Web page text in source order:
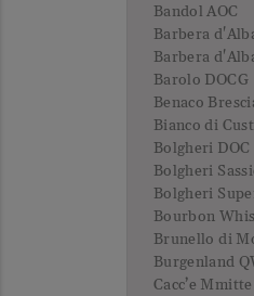
Bandol AOC
Barbera
Barbera
Barolo DOCG
Benaco
Bianco di
Bolgheri DOC
Bolgheri
Bolgheri
Bourbon
Brunello di
Burgenland
Cacc’e